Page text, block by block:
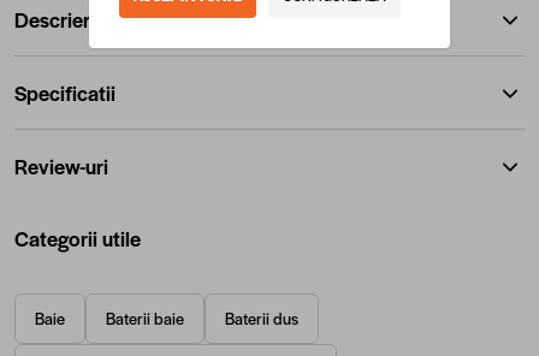
Descriere
Specificatii
Review-uri
Categorii utile
Baie Baterii baie Baterii dus